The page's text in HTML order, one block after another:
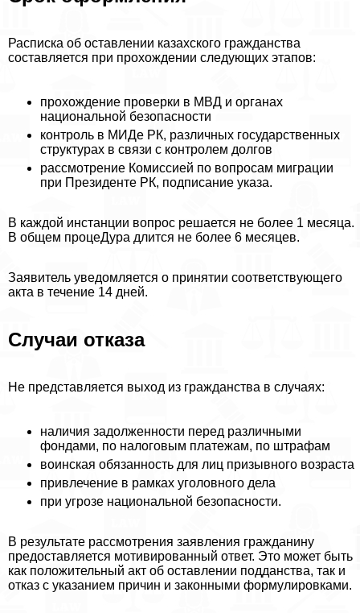
Расписка об оставлении казахского гражданства
составляется при прохождении следующих этапов:
прохождение проверки в МВД и органах
национальной безопасности
контроль в МИДе РК, различных государственных
структурах в связи с контролем долгов
рассмотрение Комиссией по вопросам миграции
при Президенте РК, подписание указа.
В каждой инстанции вопрос решается не более 1 месяца.
В общем процеДypa длится не более 6 месяцев.
Заявитель уведомляется о принятии соответствующего
акта в течение 14 дней.
Случаи отказа
Не представляется выход из гражданства в случаях:
наличия задолженности перед различными
фондами, по налоговым платежам, по штрафам
воинская обязанность для лиц призывного возраста
привлечение в рамках уголовного дела
при угрозе национальной безопасности.
В результате рассмотрения заявления гражданину
предоставляется мотивированный ответ. Это может быть
как положительный акт об оставлении подданства, так и
отказ с указанием причин и законными формулировками.